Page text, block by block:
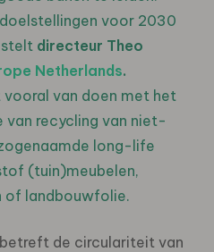
voor 2030
directeur Theo
Netherlands.
van doen met het
van recycling van niet-
long-life
(tuin)meubelen,
of landbouwfolie.
de circulariteit van